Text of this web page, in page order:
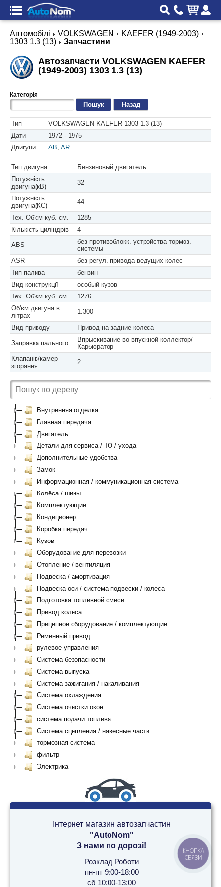
Автомобілі VOLKSWAGEN
KAEFER (1949-2003)
1303 1.3 (13)
Запчастини
Автозапчасти VOLKSWAGEN KAEFER
(1949-2003) 1303 1.3 (13)
Категорія
Назад
Тип
VOLKSWAGEN KAEFER 1303 1.3 (13)
Дати
1972 - 1975
Двигуни
AB, AR
Тип двигуна
Бензиновый двигатель
Потужність
двигуна(кВ)
32
Потужність
двигуна(КС)
44
Тех. Об'єм куб. см.
1285
Кількість циліндрів
4
ABS
без противоблокк. устройства тормоз.
системы
ASR
без регул. привода ведущих колес
Тип палива
бензин
Вид конструкції
особый кузов
Тех. Об'єм куб. см.
1276
Об'єм двигуна в
літрах
1.300
Вид приводу Привод на задние колеса
Заправка пального
Впрыскивание во впускной коллектор/
Карбюратор
Клапанів/камер
згоряння
2
Внутренняя отделка
Главная передача
Двигатель
Детали для сервиса / ТО / ухода
Дополнительные удобства
Замок
Информационная / коммуникационная система
Колёса / шины
Комплектующие
Кондиционер
Коробка передач
Кузов
Оборудование для перевозки
Отопление / вентиляция
Подвеска / амортизация
Подвеска оси / система подвески / колеса
Подготовка топливной смеси
Привод колеса
Прицепное оборудование / комплектующие
Ременный привод
рулевое управления
Система безопасности
Система выпуска
Система зажигания / накаливания
Система охлаждения
Система очистки окон
система подачи топлива
Система сцепления / навесные части
тормозная система
фильтр
Электрика
Інтернет магазин автозапчастин
"AutoNom"
З нами по дорозі!
Розклад Роботи
пн-пт 9:00-18:00
сб 10:00-13:00
КНОПКА
СВЯЗИ